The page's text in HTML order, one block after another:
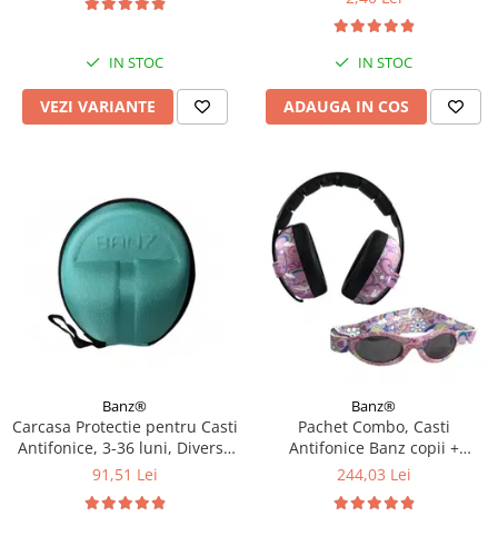
IN STOC
VEZI VARIANTE
IN STOC
ADAUGA IN COS
Banz®
Carcasa Protectie pentru Casti
Antifonice, 3-36 luni, Diverse
culori
91,51 Lei
Banz®
Pachet Combo, Casti
Antifonice Banz copii +
Ochelari de Soare Protectie
modele
244,03 Lei